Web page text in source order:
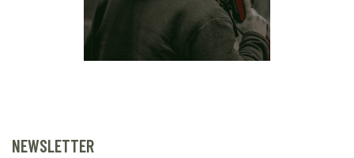
NEWSLETTER